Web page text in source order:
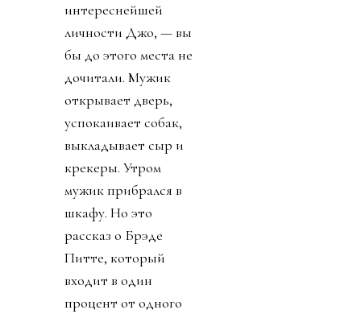
интереснейшей
личности Джо, — вы
бы до этого места не
дочитали. Мужик
открывает дверь,
успокаивает собак,
выкладывает сыр и
крекеры. Утром
мужик прибрался в
шкафу. Но это
рассказ о Брэде
Питте, который
входит в один
процент от одного